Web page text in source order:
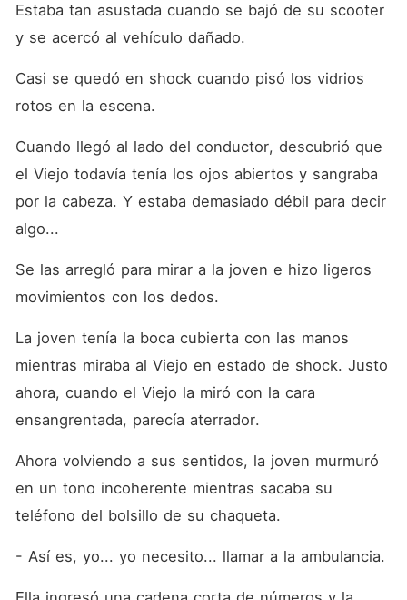
Estaba tan asustada cuando se bajó de su scooter
y se acercó al vehículo dañado.
Casi se quedó en shock cuando pisó los vidrios
rotos en la escena.
Cuando llegó al lado del conductor, descubrió que
el Viejo todavía tenía los ojos abiertos y sangraba
por la cabeza. Y estaba demasiado débil para decir
algo...
Se las arregló para mirar a la joven e hizo ligeros
movimientos con los dedos.
La joven tenía la boca cubierta con las manos
mientras miraba al Viejo en estado de shock. Justo
ahora, cuando el Viejo la miró con la cara
ensangrentada, parecía aterrador.
Ahora volviendo a sus sentidos, la joven murmuró
en un tono incoherente mientras sacaba su
teléfono del bolsillo de su chaqueta.
- Así es, yo... yo necesito... llamar a la ambulancia.